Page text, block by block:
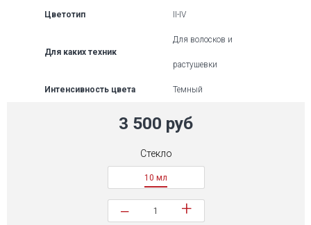
Цветотип II-IV
Для каких техник
Для волосков и
растушевки
Интенсивность цвета Темный
3 500 руб
Стекло
10 мл
− +